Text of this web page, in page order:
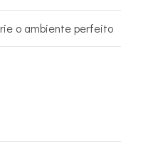
o ambiente perfeito